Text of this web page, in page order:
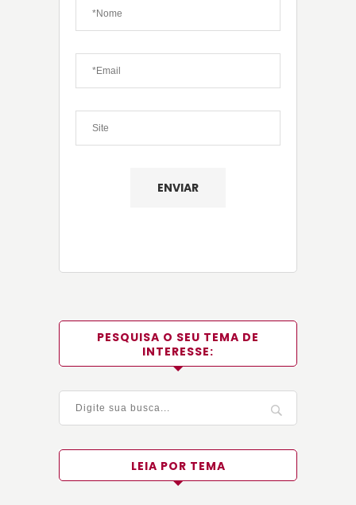
PESQUISA O SEU TEMA DE
INTERESSE:
LEIA POR TEMA